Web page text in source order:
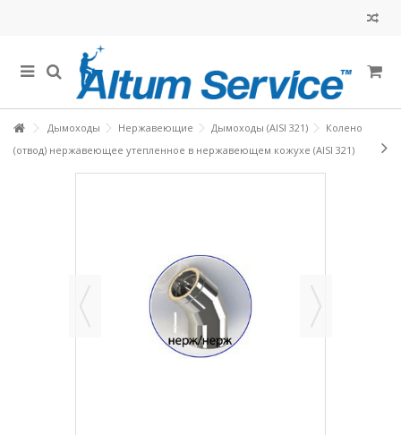
Дымоходы Нержавеющие Дымоходы (AISI 321)
Колено
(отвод) нержавеющее утепленное в нержавеющем кожухе (AISI 321)